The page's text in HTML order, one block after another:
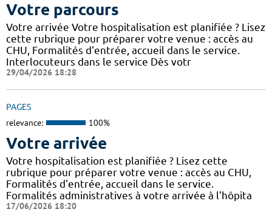
Votre parcours
Votre arrivée Votre hospitalisation est planifiée ? Lisez
cette rubrique pour préparer votre venue : accès au
CHU, Formalités d'entrée, accueil dans le service.
Interlocuteurs dans le service Dès votr
29/04/2026 18:28
PAGES
relevance: 100%
Votre arrivée
Votre hospitalisation est planifiée ? Lisez cette
rubrique pour préparer votre venue : accès au CHU,
Formalités d'entrée, accueil dans le service.
Formalités administratives à votre arrivée à l'hôpita
17/06/2026 18:20